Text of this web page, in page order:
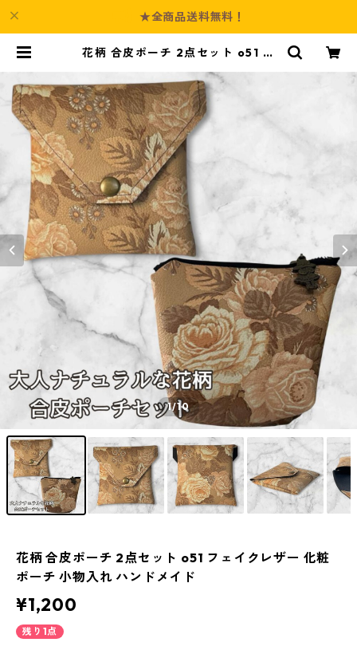
★全商品送料無料！
花柄 合皮ポーチ 2点セット o51 フ
ハンドメイド | Culture-Booth
1/10
花柄 合皮ポーチ 2点セット o51 フェイクレザー 化粧
ポーチ 小物入れ ハンドメイド
¥1,200
残り1点